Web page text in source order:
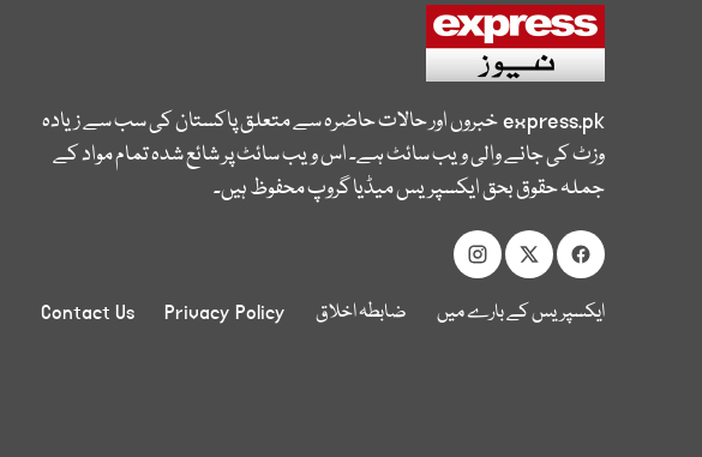
express.pkخبروں اور حالات حاضرہ سے متعلق پاکستان کی سب سے زیادہ
وزٹ کی جانے والی ویب سائٹ ہے۔ اس ویب سائٹ پر شائع شدہ تمام مواد کے
جملہ حقوق بحق ایکسپریس میڈیا گروپ محفوظ ہیں۔
ایکسپریس کے بارے میں ضابطہ اخلاق Privacy Policy
Contact Us